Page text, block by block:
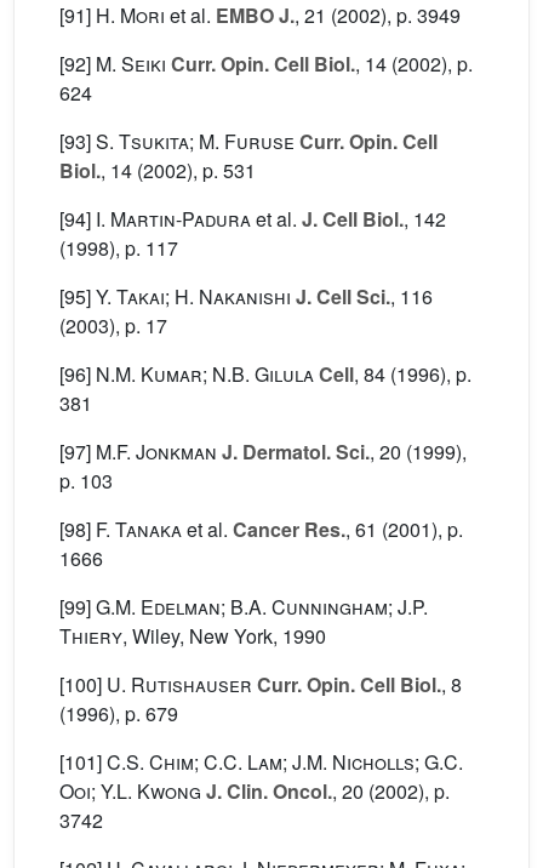
[91] H. Mori et al. EMBO J., 21 (2002), p. 3949
[92] M. Seiki Curr. Opin. Cell Biol., 14 (2002), p.
624
[93]S. Tsukita; M. Furuse Curr. Opin. Cell
Biol., 14 (2002), p. 531
[94] I. Martin-Paduraet al. J. Cell Biol., 142
(1998), p. 117
[95]Y. Takai; H. Nakanishi J. Cell Sci., 116
(2003), p. 17
[96] N.M. Kumar; N.B. GilulaCell, 84 (1996), p.
381
[97] M.F. Jonkman J. Dermatol. Sci., 20 (1999),
p. 103
[98] F. Tanakaet al. Cancer Res., 61 (2001), p.
1666
[99]G.M. Edelman; B.A. Cunningham; J.P.
Thiery, Wiley, New York, 1990
[100] U. Rutishauser Curr. Opin. Cell Biol., 8
(1996), p. 679
[101]C.S. Chim; C.C. Lam; J.M. Nicholls; G.C.
Ooi; Y.L. Kwong J. Clin. Oncol., 20 (2002), p.
3742